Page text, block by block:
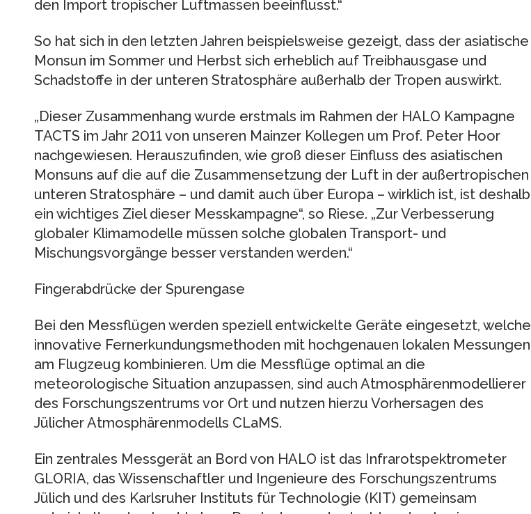
den Import tropischer Luftmassen beeinflusst.“
So hat sich in den letzten Jahren beispielsweise gezeigt, dass der asiatische
Monsun im Sommer und Herbst sich erheblich auf Treibhausgase und
Schadstoffe in der unteren Stratosphäre außerhalb der Tropen auswirkt.
„Dieser Zusammenhang wurde erstmals im Rahmen der HALO Kampagne
TACTS im Jahr 2011 von unseren Mainzer Kollegen um Prof. Peter Hoor
nachgewiesen. Herauszufinden, wie groß dieser Einfluss des asiatischen
Monsuns auf die auf die Zusammensetzung der Luft in der außertropischen
unteren Stratosphäre – und damit auch über Europa – wirklich ist, ist deshalb
ein wichtiges Ziel dieser Messkampagne“, so Riese. „Zur Verbesserung
globaler Klimamodelle müssen solche globalen Transport- und
Mischungsvorgänge besser verstanden werden.“
Fingerabdrücke der Spurengase
Bei den Messflügen werden speziell entwickelte Geräte eingesetzt, welche
innovative Fernerkundungsmethoden mit hochgenauen lokalen Messungen
am Flugzeug kombinieren. Um die Messflüge optimal an die
meteorologische Situation anzupassen, sind auch Atmosphärenmodellierer
des Forschungszentrums vor Ort und nutzen hierzu Vorhersagen des
Jülicher Atmosphärenmodells CLaMS.
Ein zentrales Messgerät an Bord von HALO ist das Infrarotspektrometer
GLORIA, das Wissenschaftler und Ingenieure des Forschungszentrums
Jülich und des Karlsruher Instituts für Technologie (KIT) gemeinsam